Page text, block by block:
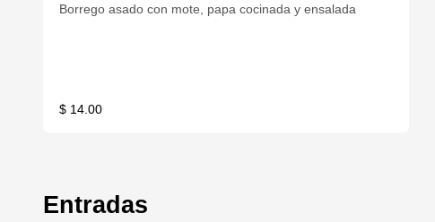
Borrego asado con mote, papa cocinada y ensalada
$ 14.00
Entradas